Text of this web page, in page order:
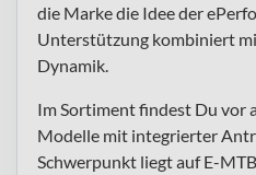
die Marke die Idee der
Unterstützung kombiniert
Dynamik.
Im Sortiment findest Du vor
Modelle mit integrierter
Schwerpunkt liegt auf E-